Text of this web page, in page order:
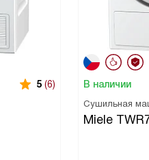
5 (6) В наличии
Сушильная
Miele